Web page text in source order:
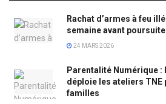
Rachat d’armes à feu
semaine avant
24 MARS 2026
Parentalité Numérique :
déploie les ateliers
familles